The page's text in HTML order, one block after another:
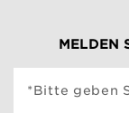
MELDEN
*Bitte geben